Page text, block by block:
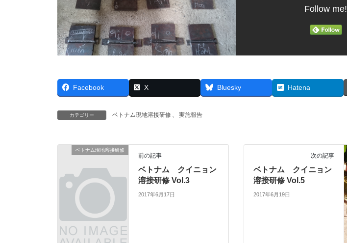
Follow me!
Facebook X Bluesky Hatena
カテゴリー ベトナム現地溶接研修 実施報告
ベトナム現地溶接研修
前の記事
ベトナム クイニョン
溶接研修 Vol.3
2017年6月17日
次の記事
ベトナム クイニョン
溶接研修 Vol.5
2017年6月19日